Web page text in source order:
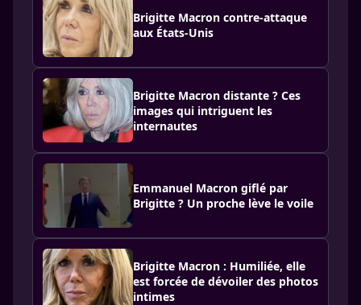
Brigitte Macron contre-attaque
aux États-Unis
Brigitte Macron distante ? Ces
images qui intriguent les
internautes
Emmanuel Macron giflé par
Brigitte ? Un proche lève le voile
Brigitte Macron : Humiliée, elle
est forcée de dévoiler des photos
intimes